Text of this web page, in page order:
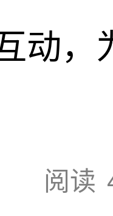
动，
阅读